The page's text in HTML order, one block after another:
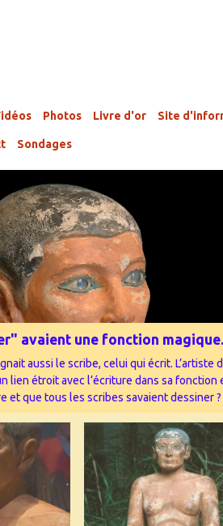
Photos Livre d'or Site
Sondages
avaient une fonction
aussi le scribe, celui qui écrit.
étroit avec l’écriture dans sa
et que tous les scribes savaient dessiner ?